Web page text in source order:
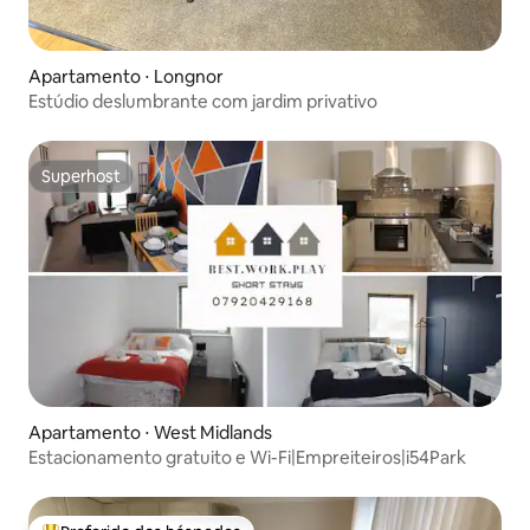
Apartamento ⋅ Longnor
Estúdio deslumbrante com jardim privativo
Superhost
Superhost
Apartamento ⋅ West Midlands
Estacionamento gratuito e Wi-Fi|Empreiteiros|i54Park